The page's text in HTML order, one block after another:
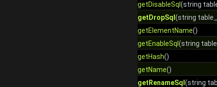
getDisableSql (string
getDropSql (string
getElementName()
getEnableSql (string
getHash()
getName()
getRenameSql (string